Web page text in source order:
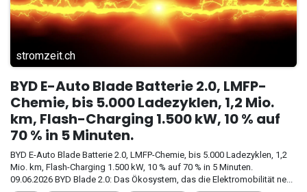
stromzeit.ch
BYD E-Auto Blade Batterie 2.0, LMFP-
Chemie, bis 5.000 Ladezyklen, 1,2 Mio.
km, Flash-Charging 1.500 kW, 10 % auf
70 % in 5 Minuten.
BYD E-Auto Blade Batterie 2.0, LMFP-Chemie, bis 5.000 Ladezyklen, 1,2
Mio. km, Flash-Charging 1.500 kW, 10 % auf 70 % in 5 Minuten.
09.06.2026 BYD Blade 2.0: Das Ökosystem, das die Elektromobilität ne...